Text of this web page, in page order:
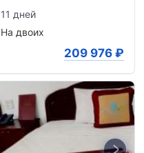
11 дней
На двоих
209 976 ₽